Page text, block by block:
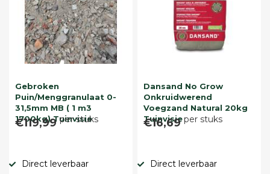
Gebroken
Puin/Menggranulaat 0-
31,5mm MB ( 1 m3
1700kg) Tuinvisie
€119,99 per stuks
Direct leverbaar
Dansand No Grow
Onkruidwerend
Voegzand Natural 20kg
Tuinvisie
€16,69per stuks
Direct leverbaar